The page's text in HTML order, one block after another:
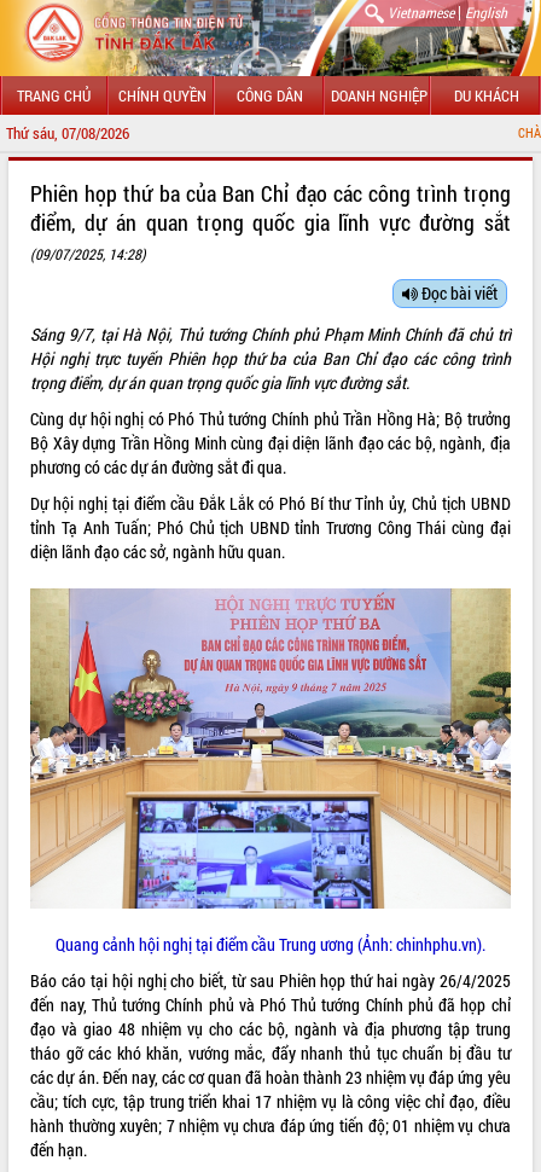
Vietnamese| English
TRANG CHỦ CHÍNH QUYỀN CÔNG DÂN DOANH NGHIỆP DU KHÁCH
Thứ sáu, 07/08/2026 CHÀO MỪNG
LÃNH ĐẠO UBND TỈNH
SỞ, BAN, NGÀNH
UBND CÁC XÃ, PHƯỜNG
THÔNG TIN CHỈ ĐẠO ĐIỀU HÀNH
HỆ THỐNG VĂN BẢN
VĂN BẢN HĐND TỈNH
QUY HOẠCH - KẾ HOẠCH
VIDEO
Loading the player...
Phiên họp thứ ba của Ban Chỉ đạo các công trình trọng
điểm, dự án quan trọng quốc gia lĩnh vực đường sắt
(09/07/2025, 14:28)
Đọc bài viết
Sáng 9/7, tại Hà Nội, Thủ tướng Chính phủ Phạm Minh Chính đã chủ trì
Hội nghị trực tuyến Phiên họp thứ ba của Ban Chỉ đạo các công trình
trọng điểm, dự án quan trọng quốc gia lĩnh vực đường sắt.
Cùng dự hội nghị có Phó Thủ tướng Chính phủ Trần Hồng Hà; Bộ trưởng
Bộ Xây dựng Trần Hồng Minh cùng đại diện lãnh đạo các bộ, ngành, địa
phương có các dự án đường sắt đi qua.
Dự hội nghị tại điểm cầu Đắk Lắk có Phó Bí thư Tỉnh ủy, Chủ tịch UBND
tỉnh Tạ Anh Tuấn; Phó Chủ tịch UBND tỉnh Trương Công Thái cùng đại
diện lãnh đạo các sở, ngành hữu quan.
Quang cảnh hội nghị tại điểm cầu Trung ương (Ảnh: chinhphu.vn).
Báo cáo tại hội nghị cho biết, từ sau Phiên họp thứ hai ngày 26/4/2025
đến nay, Thủ tướng Chính phủ và Phó Thủ tướng Chính phủ đã họp chỉ
đạo và giao 48 nhiệm vụ cho các bộ, ngành và địa phương tập trung
tháo gỡ các khó khăn, vướng mắc, đẩy nhanh thủ tục chuẩn bị đầu tư
các dự án. Đến nay, các cơ quan đã hoàn thành 23 nhiệm vụ đáp ứng yêu
cầu; tích cực, tập trung triển khai 17 nhiệm vụ là công việc chỉ đạo, điều
hành thường xuyên; 7 nhiệm vụ chưa đáp ứng tiến độ; 01 nhiệm vụ chưa
đến hạn.